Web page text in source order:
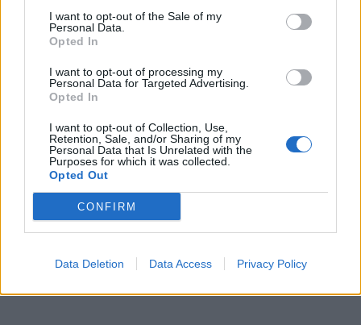
I want to opt-out of the Sale of my
Personal Data.
Opted In
I want to opt-out of processing my
Personal Data for Targeted Advertising.
Opted In
I want to opt-out of Collection, Use,
Retention, Sale, and/or Sharing of my
Personal Data that Is Unrelated with the
Purposes for which it was collected.
Opted Out
CONFIRM
Data Deletion Data Access Privacy Policy
ΠΕΡΙΣΣΌΤΕΡΑ ΣΕ ΑΥΤΉ ΤΗΝ ΚΑΤΗΓΟΡΊΑ
Kaspersky: Απάτη με
δόλωμα τις κούκλες
Labubu σε ψεύτικες
10/06/2025 - 13:30
ΕΕΤΤ: Οι δράσεις για τις
το 2024